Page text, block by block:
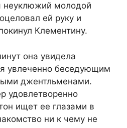
неуклюжий молодой
ей руку и
Клементину.
она увидела
увлеченно беседующим
джентльменами.
удовлетворенно
ищет ее глазами в
ни к чему не